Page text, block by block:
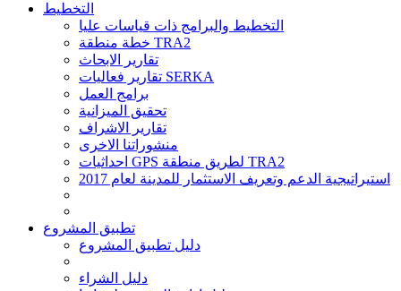
التخطيط
التخطيط والبرامج ذات قياسات عليا
خطة منطقة TRA2
تقارير الابحاث
تقارير فعاليات SERKA
برامج العمل
تحقيق الميزانية
تقارير الاشراف
منشوراتنا الاخرى
احداثيات GPS لطريق منطقة TRA2
استيراتيجية الدعم وتعريف الاستثمار للمدينة لعام 2017
تطبيق المشروع
دليل تطبيق المشروع
دليل الشراء